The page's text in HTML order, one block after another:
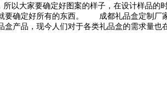
大家要确定好图案的样子，在设计样品的
要确定好所有的东西。 成都礼品盒定制厂
品，现今人们对于各类礼品盒的需求量也在